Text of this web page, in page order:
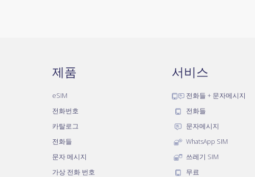
제품
eSIM
전화번호
카탈로그
전화들
문자 메시지
가상 전화 번호
서비스
전화들 + 문자메시지
전화들
문자메시지
WhatsApp SIM
쓰레기 SIM
무료